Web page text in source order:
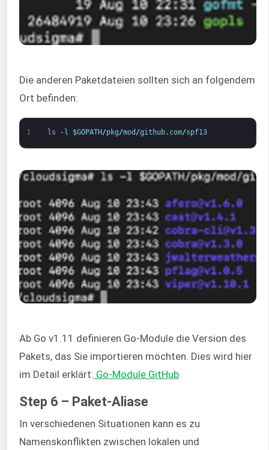
Die anderen Paketdateien sollten sich an folgendem
Ort befinden:
1 ls - l $GOPATH/pkg/mod /github.com/spf13
Ab Go v1.11 definieren Go-Module die Version des
Pakets, das Sie importieren möchten. Dies wird hier
im Detail erklärt: Go-Module GitHub
Step 6 – Paket-Aliase
In verschiedenen Situationen kann es zu
Namenskonflikten zwischen lokalen und